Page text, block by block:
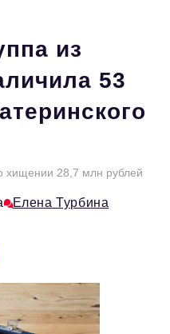
из
53
хищении 28,7 млн рублей
Елена Турбина